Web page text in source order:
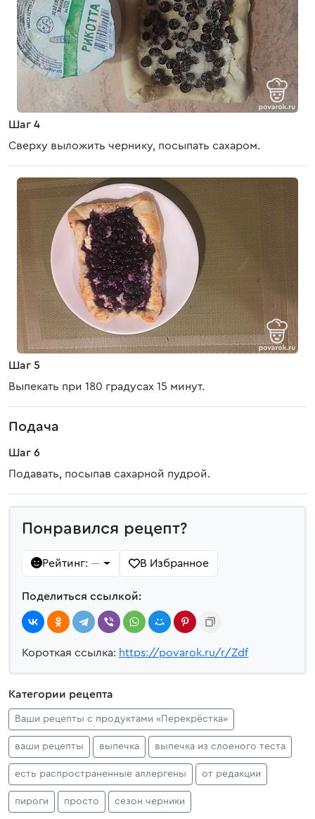
Шаг 4
Сверху выложить чернику, посыпать сахаром.
Шаг 5
Выпекать при 180 градусах 15 минут.
Подача
Шаг 6
Подавать, посыпав сахарной пудрой.
Понравился рецепт?
Рейтинг: — В Избранное
Поделиться ссылкой:
Короткая ссылка: https://povarok.ru/r/Zdf
Категории рецепта
Ваши рецепты с продуктами «Перекрёстка»
ваши рецепты выпечка выпечка из слоеного теста
есть распространенные аллергены от редакции
пироги просто сезон черники